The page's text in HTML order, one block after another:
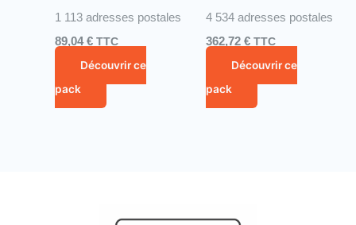
1 113 adresses postales
89,04€ TTC
Découvrir ce
pack
4 534 adresses postales
362,72 € TTC
Découvrir ce
pack